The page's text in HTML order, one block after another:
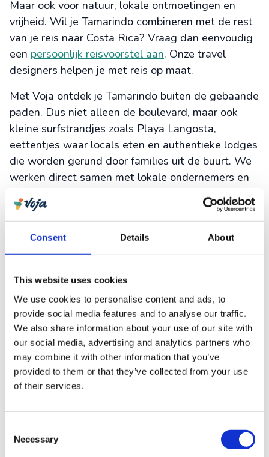
Consent Details About
This website uses cookies
We use cookies to personalise content and ads, to
provide social media features and to analyse our traffic.
We also share information about your use of our site with
our social media, advertising and analytics partners who
may combine it with other information that you’ve
provided to them or that they’ve collected from your use
of their services.
Selection
Necessary
Maar ook voor natuur, lokale ontmoetingen en
vrijheid. Wil je Tamarindo combineren met de rest
van je reis naar Costa Rica? Vraag dan eenvoudig
een persoonlijk reisvoorstel aan. Onze travel
designers helpen je met reis op maat.
Met Voja ontdek je Tamarindo buiten de gebaande
paden. Dus niet alleen de boulevard, maar ook
kleine surfstrandjes zoals Playa Langosta,
eettentjes waar locals eten en authentieke lodges
die worden gerund door families uit de buurt. We
werken direct samen met lokale ondernemers en
kiezen voor duurzame accommodaties.
Overnachten in Tamarindo
Onze accommodaties in en rondom Tamarindo zijn
cabinas, kleine eco-lodges en boetiekhotels met
uitzicht op de oceaan. Onze partners staan garant
voor een gastvrije ontvangst en hebben de beste
tips voor de omgeving – van dat ene
strandbarretje met die lekkere cocktails tot de
fijnste surfspots.
Boek jouw reis naar Costa Rica
authentieke manier: weg van de massa, middenin
de natuur en in kleinschalige accommodaties.